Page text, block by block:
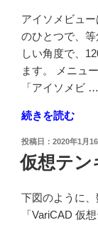
の
色
を
変
更
た
い"
の
アイソメビュ
のひとつで、
しい角度で、
ます。 メニュ
「アイソメビ …
"ア
ソ
メ
ュ
ー
続きを読む
投
稿
日:
2020年1月
仮想テン
下図のように、
「VariCAD 仮